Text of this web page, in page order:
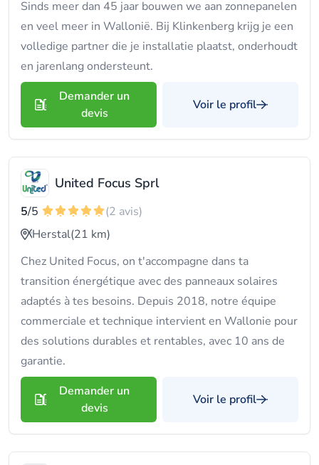
Sinds meer dan 45 jaar bouwen we aan zonnepanelen
en veel meer in Wallonië. Bij Klinkenberg krijg je een
volledige partner die je installatie plaatst, onderhoudt
en jarenlang ondersteunt.
Demander un
devis
Voir le profil
United Focus Sprl
5/5
(2 avis)
Herstal(21 km)
Chez United Focus, on t'accompagne dans ta
transition énergétique avec des panneaux solaires
adaptés à tes besoins. Depuis 2018, notre équipe
commerciale et technique intervient en Wallonie pour
des solutions durables et rentables, avec 10 ans de
garantie.
Demander un
devis
Voir le profil